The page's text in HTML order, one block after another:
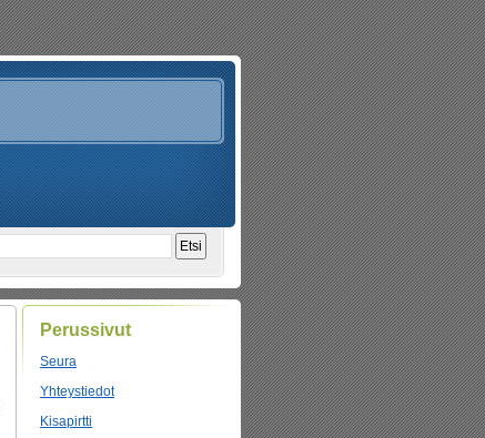
Perussivut
Seura
Yhteystiedot
Kisapirtti